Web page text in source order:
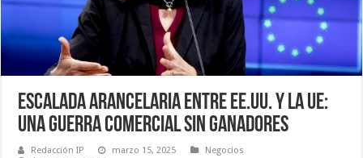
Escalada arancelaria entre EE.UU. y la UE:
una guerra comercial sin ganadores
Redacción IP marzo 15, 2025
Negocios